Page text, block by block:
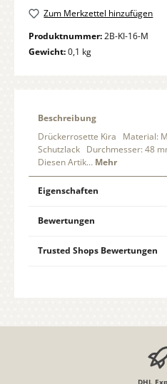
Zum Merkzettel hinzufügen
Produktnummer:2B-KI-16-M
Gewicht:0,1 kg
Beschreibung
Drückerrosette Kira Material:
Schutzlack Durchmesser: 48
Diesen Artik… Mehr
Eigenschaften
Bewertungen
Trusted Shops Bewertungen
DHL